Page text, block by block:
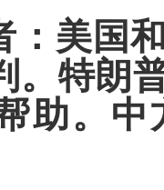
：美国
。特朗
助。